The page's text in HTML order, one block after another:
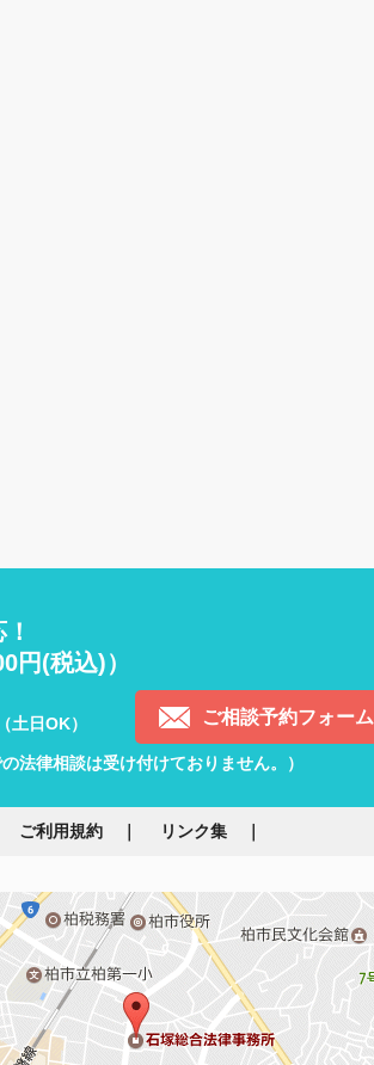
円(税込)）
日OK） ご相談予約フォーム
法律相談は受け付けておりません。）
ご利用規約 リンク集